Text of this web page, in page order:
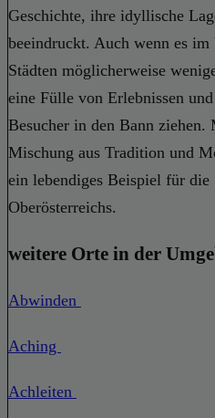
Geschichte, ihre idyllische
beeindruckt. Auch wenn es im
Städten möglicherweise
eine Fülle von Erlebnissen
Besucher in den Bann ziehen.
Mischung aus Tradition und
ein lebendiges Beispiel für
Oberösterreichs.
weitere Orte in der
Abwinden
Aching
Achleiten